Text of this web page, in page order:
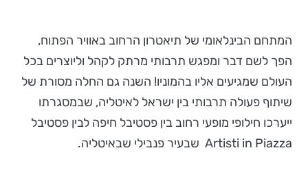
המתחם הבינלאומי של תיאטרון הרחוב באוויר הפתוח,
הפך לשם דבר ומפגש תרבותי מרתק לקהל וליוצרים בכל
העולם שמגיעים אליו בהמוניו! השנה גם החלה מסורת של
שיתוף פעולה תרבותי בין ישראל לאיטליה, שבמסגרתו
ייערכו חילופי מופעי רחוב בין פסטיבל חיפה לבין פסטיבל
Artisti in Piazza שבעיר פנבילי שבאיטליה.